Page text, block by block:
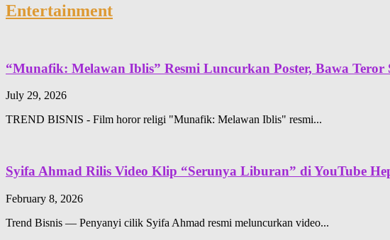
Entertainment
“Munafik: Melawan Iblis” Resmi Luncurkan Poster, Bawa
July 29, 2026
TREND BISNIS - Film horor religi "Munafik: Melawan Iblis" resmi...
Syifa Ahmad Rilis Video Klip “Serunya Liburan” di YouTube
February 8, 2026
Trend Bisnis — Penyanyi cilik Syifa Ahmad resmi meluncurkan video...